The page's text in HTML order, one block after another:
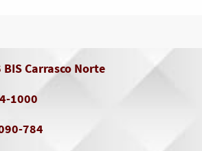
Carrasco Norte
1000
784